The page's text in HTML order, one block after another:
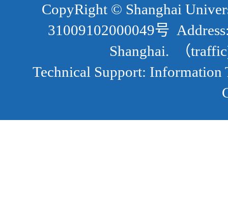
CopyRight © Shanghai
31009102000049号
Shanghai. （
Technical Support: Information